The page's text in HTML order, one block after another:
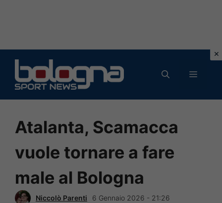
contenuto
MENU
Atalanta, Scamacca
vuole tornare a fare
male al Bologna
Niccolò Parenti 6 Gennaio 2026 - 21:26